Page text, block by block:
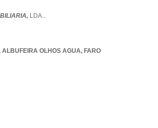
LDA...
ALBUFEIRA OLHOS AGUA, FARO